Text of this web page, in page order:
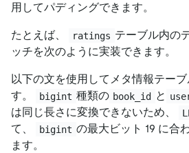
用してパディングできます。
たとえば、 ratings テーブル内の
ッチを次のように実装できます。
以下の文を使用してメタ情報テーブ
す。
bigint 種類の book_id と
は同じ長さに変換できないため、
て、
bigint の最大ビット 19 に合
ます。